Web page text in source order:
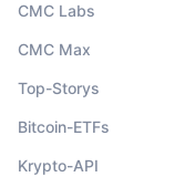
CMC Labs
CMC Max
Top-Storys
Bitcoin-ETFs
Krypto-API